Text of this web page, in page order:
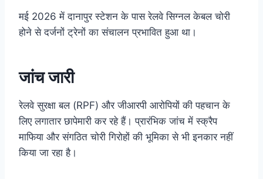
मई 2026 में दानापुर स्टेशन के पास रेलवे सिग्नल केबल चोरी
होने से दर्जनों ट्रेनों का संचालन प्रभावित हुआ था।
जांच जारी
रेलवे सुरक्षा बल (RPF) और जीआरपी आरोपियों की पहचान के
लिए लगातार छापेमारी कर रहे हैं। प्रारंभिक जांच में स्क्रैप
माफिया और संगठित चोरी गिरोहों की भूमिका से भी इनकार नहीं
किया जा रहा है।